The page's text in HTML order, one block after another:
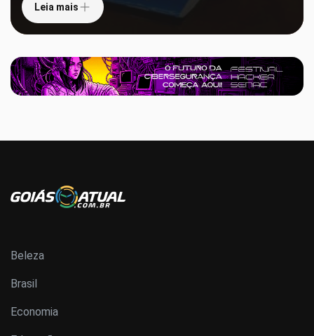
Leia mais
Beleza
Brasil
Economia